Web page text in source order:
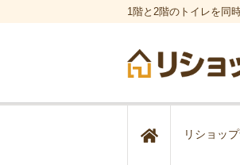
1階と2階のトイレを同
リショッ